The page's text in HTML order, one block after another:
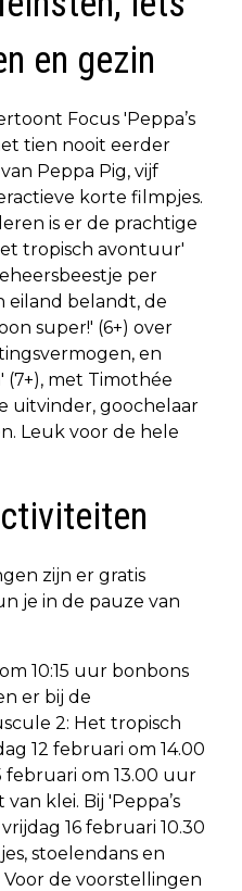
en gezin
Focus 'Peppa’s
tien nooit eerder
Peppa Pig, vijf
korte filmpjes.
is er de prachtige
tropisch avontuur'
per
eiland belandt, de
super!' (6+) over
en
met Timothée
uitvinder, goochelaar
Leuk voor de hele
zijn er gratis
je in de pauze van
10:15 uur bonbons
er bij de
2: Het tropisch
12 februari om 14.00
februari om 13.00 uur
klei. Bij 'Peppa’s
16 februari 10.30
stoelendans en
de voorstellingen